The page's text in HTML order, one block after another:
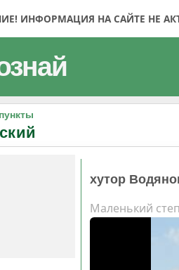
ИНФОРМАЦИЯ НА САЙТЕ НЕ
хутор
Маленький